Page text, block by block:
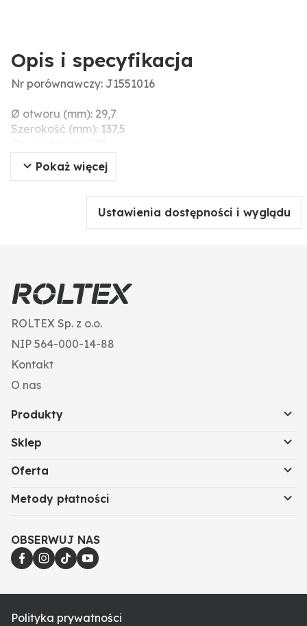
Opis i specyfikacja
Nr porównawczy: J1551016
Ø otworu (mm): 29,7
Szerokość (mm): 137,5
Grubość (mm): 4
Pokaż więcej
Ustawienia dostępności i wyglądu
ROLTEX Sp. z o.o.
NIP 564-000-14-88
Kontakt
O nas
Produkty
Sklep
Oferta
Metody płatności
OBSERWUJ NAS
Polityka prywatności